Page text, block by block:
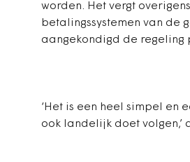
worden. Het vergt
betalingssystemen van de
aangekondigd de regeling
‘Het is een heel simpel en
ook landelijk doet volgen,’